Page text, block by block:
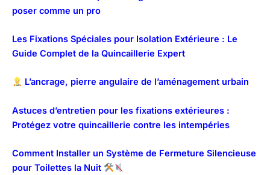
poser comme un pro
Les Fixations Spéciales pour Isolation Extérieure : Le
Guide Complet de la Quincaillerie Expert
L’ancrage, pierre angulaire de l’aménagement urbain
Astuces d’entretien pour les fixations extérieures :
Protégez votre quincaillerie contre les intempéries
Comment Installer un Système de Fermeture Silencieuse
pour Toilettes la Nuit